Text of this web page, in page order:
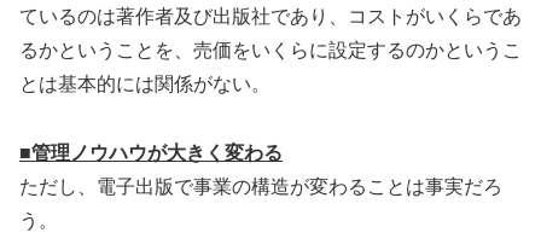
ているのは著作者及び出版社であり、コストがいくらであ
るかということを、売価をいくらに設定するのかというこ
とは基本的には関係がない。
■管理ノウハウが大きく変わる
ただし、電子出版で事業の構造が変わることは事実だろ
う。